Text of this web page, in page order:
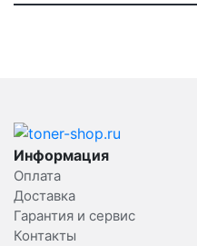
Информация
Оплата
Доставка
Гарантия и сервис
Контакты